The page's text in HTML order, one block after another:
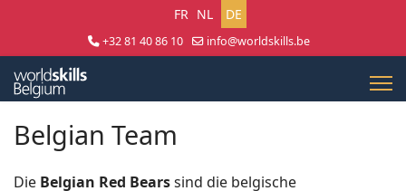
Sprache auswählen
FR NL DE
+32 81 40 86 10
info@worldskills.be
Belgian Team
Die Belgian Red Bearssind die belgische